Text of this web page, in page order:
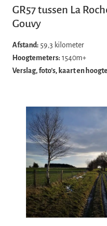
GR57 tussen La
Gouvy
Afstand: 59,3 kilometer
Hoogtemeters: 1540m+
Verslag, foto’s, kaart en